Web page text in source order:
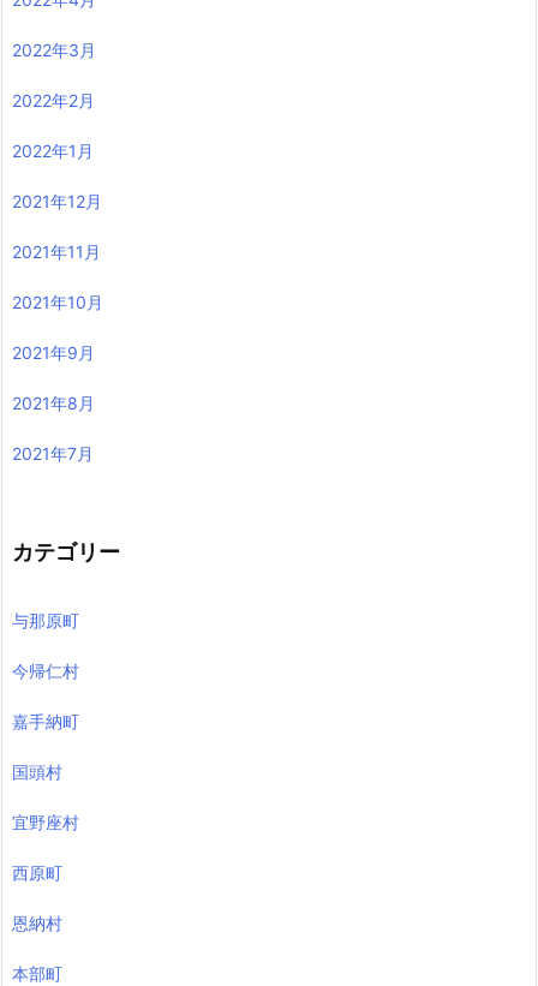
2022年3月
2022年2月
2022年1月
2021年12月
2021年11月
2021年10月
2021年9月
2021年8月
2021年7月
カテゴリー
与那原町
今帰仁村
嘉手納町
国頭村
宜野座村
西原町
恩納村
本部町